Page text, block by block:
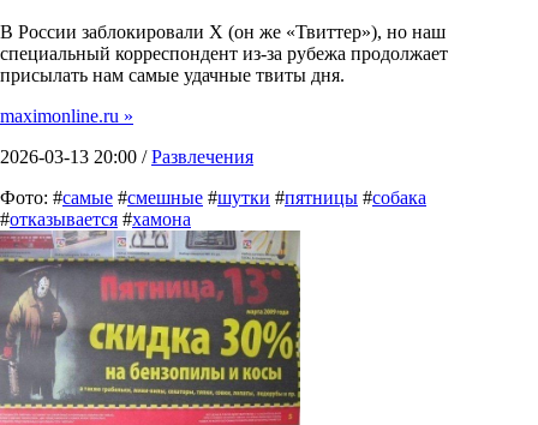
В России заблокировали X (он же «Твиттер»), но наш
специальный корреспондент из-за рубежа продолжает
присылать нам самые удачные твиты дня.
maximonline.ru »
2026-03-13 20:00 /Развлечения
Фото: #самые #смешные #шутки #пятницы #собака
#отказывается #хамона